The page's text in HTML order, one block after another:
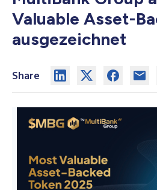
Valuable Asset-
ausgezeichnet
Share